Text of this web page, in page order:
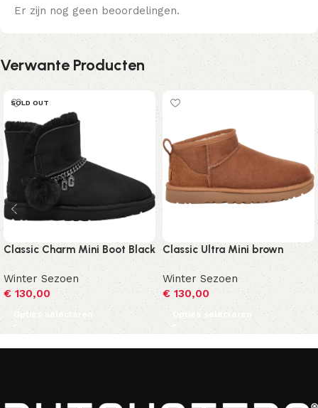
Er zijn nog geen beoordelingen.
Verwante Producten
SOLD OUT
Classic Charm Mini Boot Black
Winter Sezoen
€ 130,00
Opties selecteren
Classic Ultra Mini brown
Winter Sezoen
€130,00
Opties selecteren